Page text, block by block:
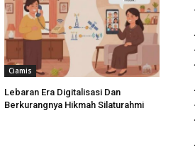
Ciamis
Lebaran Era Digitalisasi Dan
Berkurangnya Hikmah Silaturahmi